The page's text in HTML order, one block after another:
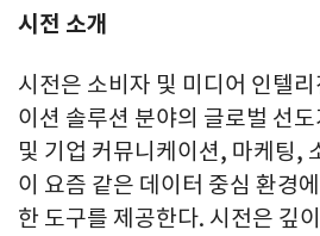
시전 소개
시전은 소비자 및 미디어 인텔
이션 솔루션 분야의 글로벌 선
및 기업 커뮤니케이션, 마케팅,
이 요즘 같은 데이터 중심 환경
한 도구를 제공한다. 시전은 깊